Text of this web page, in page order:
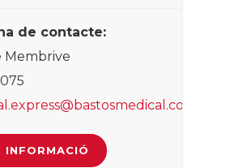
de contacte:
Membrive
INFORMACIÓ